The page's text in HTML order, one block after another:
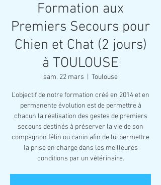
Formation aux
Premiers Secours pour
Chien et Chat (2 jours)
à TOULOUSE
sam. 22 mars Toulouse
L'objectif de notre formation créé en 2014 et en
permanente évolution est de permettre à
chacun la réalisation des gestes de premiers
secours destinés à préserver la vie de son
compagnon félin ou canin afin de lui permettre
la prise en charge dans les meilleures